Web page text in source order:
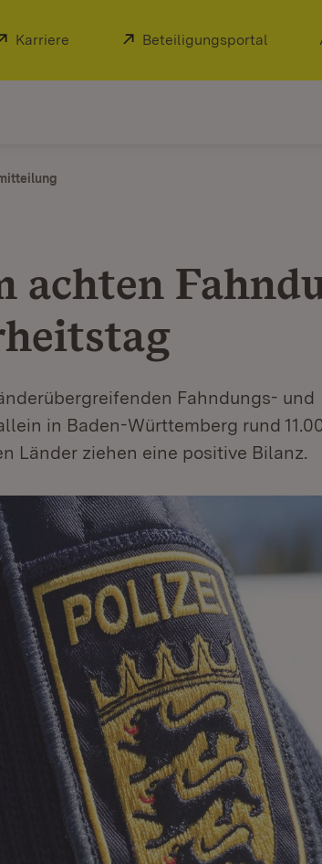
Extern:
Karriere (Öffnet in neuem Fenster)
Extern:
Beteiligungsportal
achten
Fahndungs- und
in Baden-Württemberg rund
Länder ziehen eine positive Bilanz.